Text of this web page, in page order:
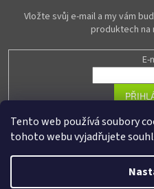
Tento web používá soubory
tohoto webu vyjadřujete
Vložte svůj e-mail a my vám
produktech na
E-